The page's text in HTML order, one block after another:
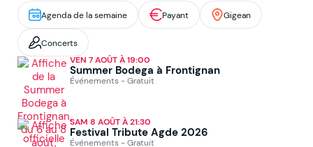
Agenda de la semaine Payant Gigean
Concerts
VEN 7 AOÛT À 19:00
Summer Bodega à Frontignan
Événements - Gratuit
SAM 8 AOÛT À 21:30
Festival Tribute Agde 2026
Événements - Gratuit